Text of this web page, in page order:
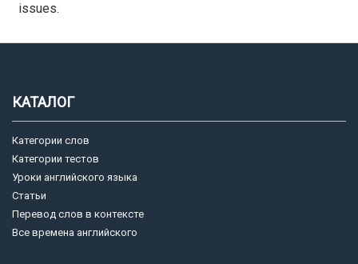
issues.
КАТАЛОГ
Категории слов
Категории тестов
Уроки английского языка
Статьи
Перевод слов в контексте
Все времена английского